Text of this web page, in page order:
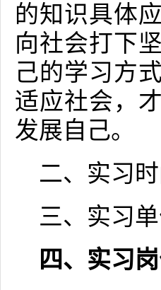
的知识具体
向社会打下
己的学习方
适应社会，
发展自己。
二、实习
三、实习
四、实习